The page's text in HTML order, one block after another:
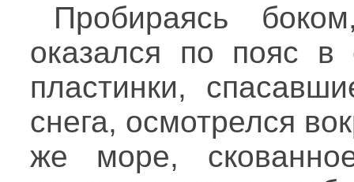
Пробираясь
оказался по пояс в
пластинки,
снега, осмотрелся
же море,